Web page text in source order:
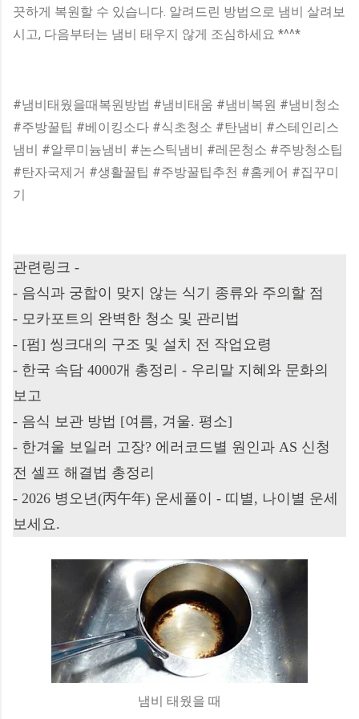
끗하게 복원할 수 있습니다. 알려드린 방법으로 냄비 살려보
시고, 다음부터는 냄비 태우지 않게 조심하세요 *^^*
#냄비태웠을때복원방법 #냄비태움 #냄비복원 #냄비청소
#주방꿀팁 #베이킹소다 #식초청소 #탄냄비 #스테인리스
냄비 #알루미늄냄비 #논스틱냄비 #레몬청소 #주방청소팁
#탄자국제거 #생활꿀팁 #주방꿀팁추천 #홈케어 #집꾸미
기
관련링크 -
- 음식과 궁합이 맞지 않는 식기 종류와 주의할 점
- 모카포트의 완벽한 청소 및 관리법
- [펌] 씽크대의 구조 및 설치 전 작업요령
- 한국 속담 4000개 총정리 - 우리말 지혜와 문화의
보고
- 음식 보관 방법 [여름, 겨울. 평소]
- 한겨울 보일러 고장? 에러코드별 원인과 AS 신청
전 셀프 해결법 총정리
- 2026 병오년(丙午年) 운세풀이 - 띠별, 나이별 운세
보세요.
냄비 태웠을 때